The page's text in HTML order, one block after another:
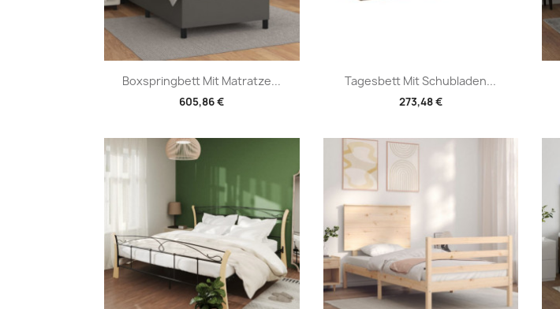
Boxspringbett Mit Matratze...
605,86 €
Vorschau Tagesbett Mit Schubladen...
273,48 €
Vorschau